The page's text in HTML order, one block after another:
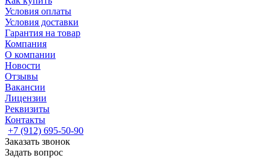
Условия оплаты
Условия доставки
Гарантия на товар
Компания
О компании
Новости
Отзывы
Вакансии
Лицензии
Реквизиты
Контакты
+7 (912) 695-50-90
Заказать звонок
Задать вопрос